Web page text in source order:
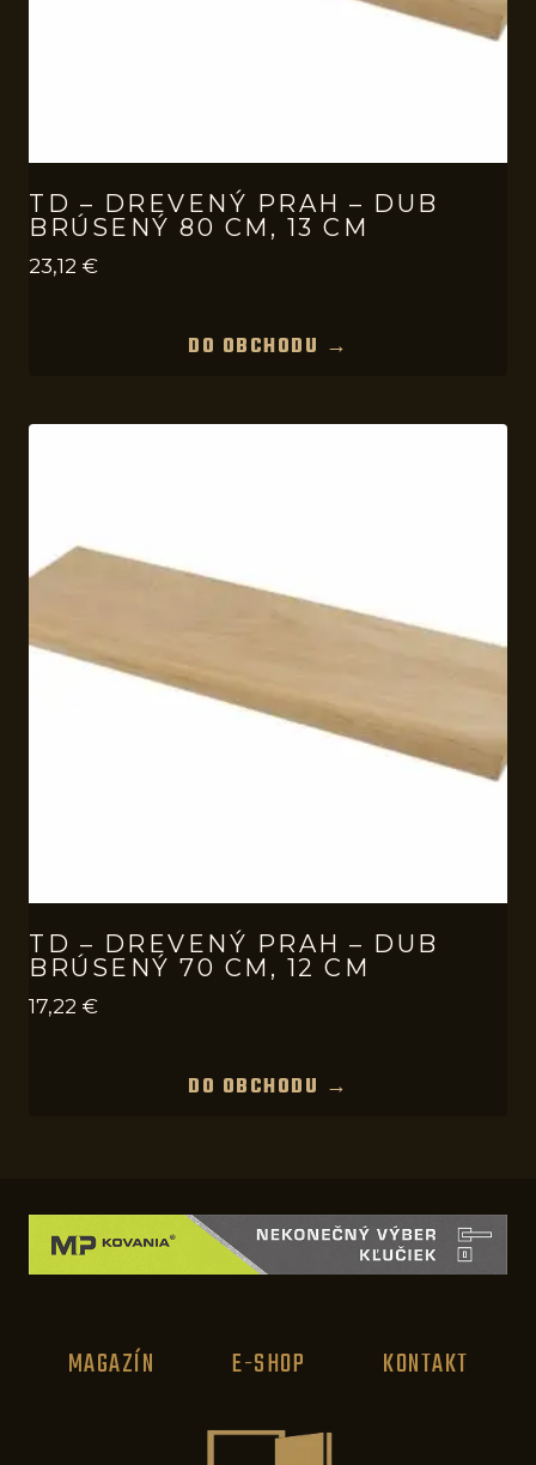
TD – DREVENÝ PRAH – DUB
BRÚSENÝ 80 CM, 13 CM
23,12 €
DO OBCHODU →
TD – DREVENÝ PRAH – DUB
BRÚSENÝ 70 CM, 12 CM
17,22 €
DO OBCHODU →
MAGAZÍN E-SHOP KONTAKT